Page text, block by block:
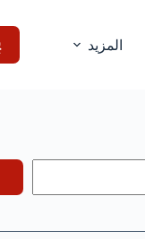
المزيد